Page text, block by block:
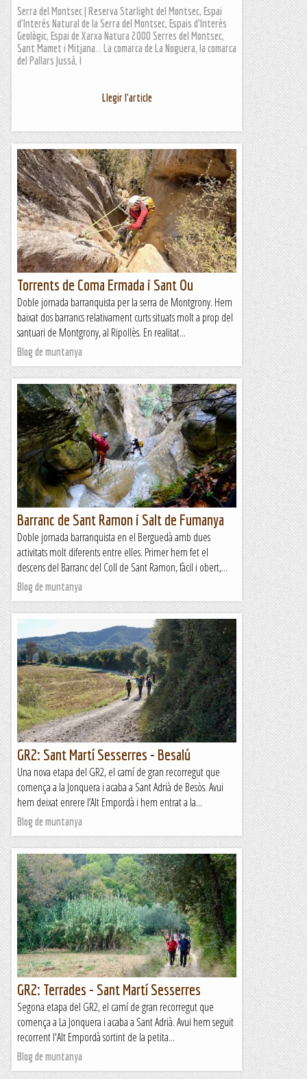
Serra del Montsec | Reserva Starlight del Montsec, Espai
d'Interès Natural de la Serra del Montsec, Espais d'Interès
Geològic, Espai de Xarxa Natura 2000 Serres del Montsec,
Sant Mamet i Mitjana... La comarca de La Noguera, la comarca
del Pallars Jussà, l
Llegir l'article
Torrents de Coma Ermada i Sant Ou
Doble jornada barranquista per la serra de Montgrony. Hem
baixat dos barrancs relativament curts situats molt a prop del
santuari de Montgrony, al Ripollès. En realitat...
Blog de muntanya
Barranc de Sant Ramon i Salt de Fumanya
Doble jornada barranquista en el Berguedà amb dues
activitats molt diferents entre elles. Primer hem fet el
descens del Barranc del Coll de Sant Ramon, fàcil i obert,...
Blog de muntanya
GR2: Sant Martí Sesserres - Besalú
Una nova etapa del GR2, el camí de gran recorregut que
comença a la Jonquera i acaba a Sant Adrià de Besòs. Avui
hem deixat enrere l’Alt Empordà i hem entrat a la...
Blog de muntanya
GR2: Terrades - Sant Martí Sesserres
Segona etapa del GR2, el camí de gran recorregut que
comença a La Jonquera i acaba a Sant Adrià. Avui hem seguit
recorrent l'Alt Empordà sortint de la petita...
Blog de muntanya